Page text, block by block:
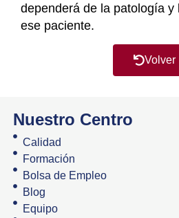
dependerá de la patología y
ese paciente.
Volver
Nuestro Centro
Calidad
Formación
Bolsa de Empleo
Blog
Equipo